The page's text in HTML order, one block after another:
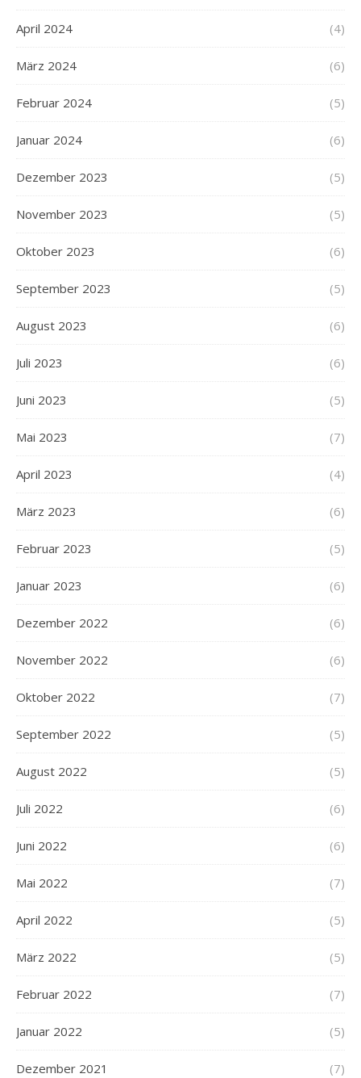
April 2024 (4)
März 2024 (6)
Februar 2024 (5)
Januar 2024 (6)
Dezember 2023 (5)
November 2023 (5)
Oktober 2023 (6)
September 2023 (5)
August 2023 (6)
Juli 2023 (6)
Juni 2023 (5)
Mai 2023 (7)
April 2023 (4)
März 2023 (6)
Februar 2023 (5)
Januar 2023 (6)
Dezember 2022 (6)
November 2022 (6)
Oktober 2022 (7)
September 2022 (5)
August 2022 (5)
Juli 2022 (6)
Juni 2022 (6)
Mai 2022 (7)
April 2022 (5)
März 2022 (5)
Februar 2022 (7)
Januar 2022 (5)
Dezember 2021 (7)